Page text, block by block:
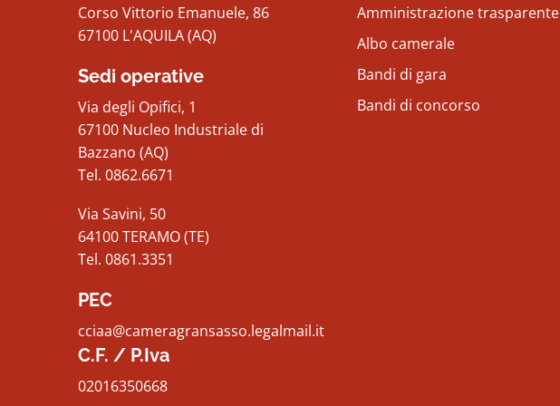
Corso Vittorio Emanuele, 86
67100 L'AQUILA (AQ)
Sedi operative
Via degli Opifici, 1
67100 Nucleo Industriale di
Bazzano (AQ)
Tel. 0862.6671
Via Savini, 50
64100 TERAMO (TE)
Tel. 0861.3351
PEC
cciaa@cameragransasso.legalmail.it
C.F. / P.Iva
02016350668
Amministrazione trasparente
Albo camerale
Bandi di gara
Bandi di concorso